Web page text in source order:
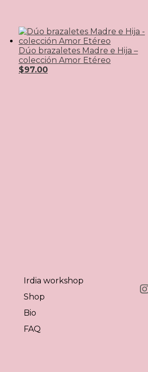
Dúo brazaletes Madre e Hija –
colección Amor Etéreo
$97.00
Irdia workshop
Shop
Bio
FAQ